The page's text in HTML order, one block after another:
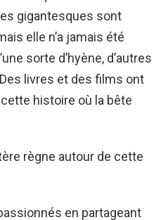
gigantesques sont
elle n’a jamais été
sorte d’hyène, d’autres
livres et des films ont
histoire où la bête
règne autour de cette
en partageant